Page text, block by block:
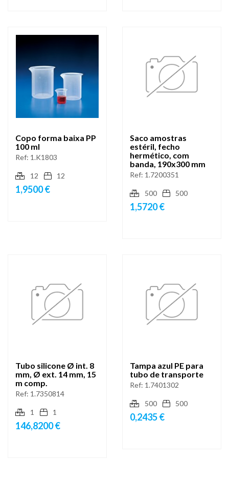
Copo forma baixa PP
100 ml
Ref: 1.K1803
12 12
1,9500 €
Saco amostras
estéril, fecho
hermético, com
banda, 190x300 mm
Ref: 1.7200351
500 500
1,5720 €
Tubo silicone Ø int. 8
mm, Ø ext. 14 mm, 15
m comp.
Ref: 1.7350814
1 1
146,8200 €
Tampa azul PE para
tubo de transporte
Ref: 1.7401302
500 500
0,2435 €